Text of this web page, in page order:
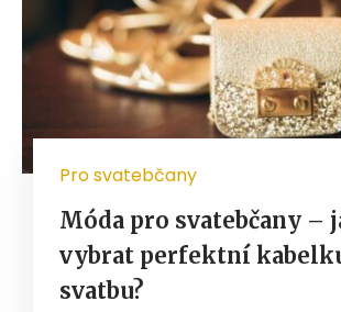
Pro svatebčany
Móda pro svatebčany –
vybrat perfektní
svatbu?